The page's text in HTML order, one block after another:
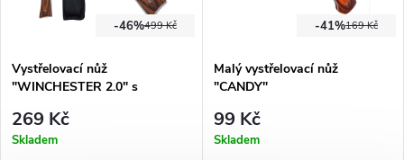
499 Kč
-46%
Vystřelovací nůž
"WINCHESTER 2.0" s
269 Kč
Skladem
169 Kč
-41%
Malý vystřelovací nůž
"CANDY"
99 Kč
Skladem